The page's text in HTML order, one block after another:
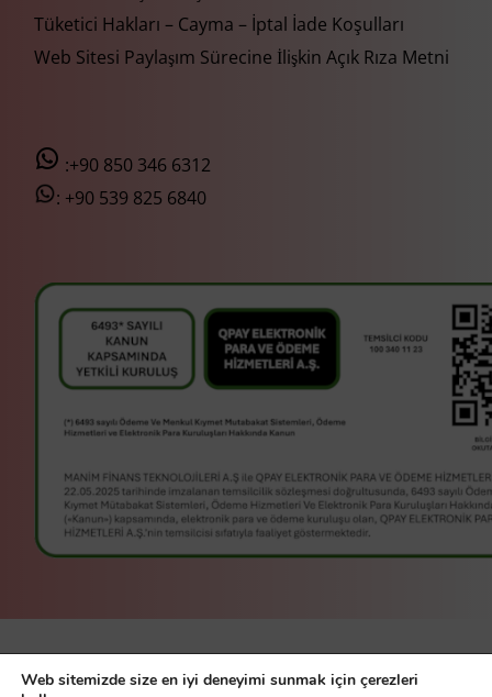
Tüketici Hakları – Cayma – İptal İade Koşulları
Web Sitesi Paylaşım Sürecine İlişkin Açık Rıza Metni
:+90 850 346 6312
: +90 539 825 6840
manim bir
Manim Finans
Web sitemizde size en iyi deneyimi sunmak için çerezleri